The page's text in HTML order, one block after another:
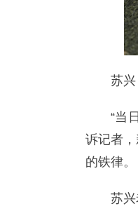
苏
“当
诉记者
的铁律。
苏